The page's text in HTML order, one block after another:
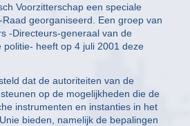
Voorzitterschap een speciale
georganiseerd. Een groep van
-Directeurs-generaal van de
heeft op 4 juli 2001 deze
dat de autoriteiten van de
op de mogelijkheden die de
instrumenten en instanties in het
bieden, namelijk de bepalingen